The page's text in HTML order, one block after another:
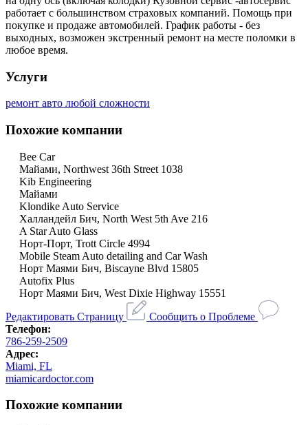
работает с большинством страховых компаний. Помощь при
покупке и продаже автомобилей. График работы - без
выходных, возможен экстренный ремонт на месте поломки в
любое время.
Услуги
ремонт авто любой сложности
Похожие компании
Bee Car
Майами, Northwest 36th Street 1038
Kib Engineering
Майами
Klondike Auto Service
Халландейл Бич, North West 5th Ave 216
A Star Auto Glass
Норт-Порт, Trott Circle 4994
Mobile Steam Auto detailing and Car Wash
Норт Маями Бич, Biscayne Blvd 15805
Autofix Plus
Норт Маями Бич, West Dixie Highway 15551
Редактировать Страницу
Сообщить о Проблеме
Телефон:
786-259-2509
Адрес:
Miami, FL
miamicardoctor.com
Похожие компании